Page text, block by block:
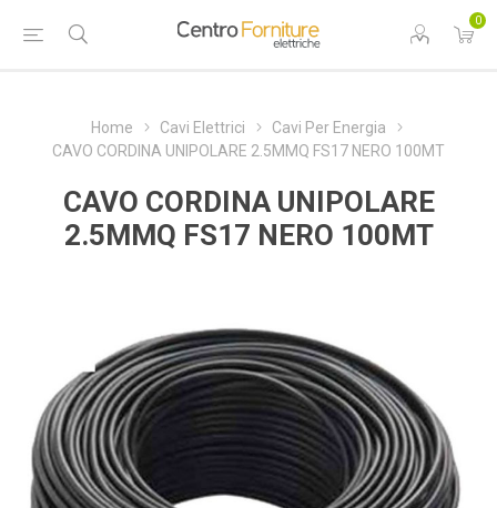
0
Home Cavi Elettrici
Cavi Per Energia
CAVO CORDINA UNIPOLARE 2.5MMQ FS17 NERO 100MT
CAVO CORDINA UNIPOLARE
2.5MMQ FS17 NERO 100MT